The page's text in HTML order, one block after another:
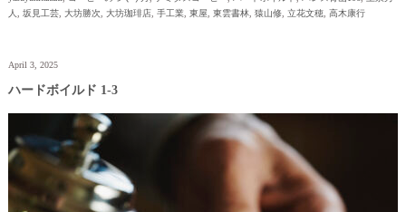
人
坂見工芸 大坊勝次 大坊珈琲店 手工業 東屋 東雲書林 猿山修 立花文穂 高木康行
April 3, 2025
ハードボイルド 1-3